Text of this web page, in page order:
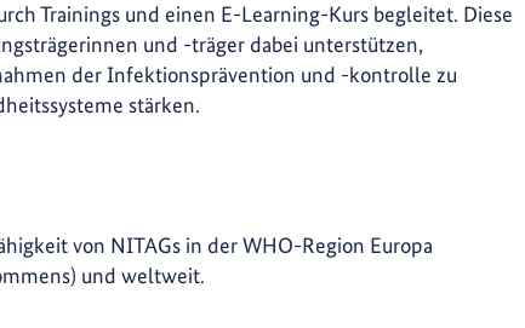
Trainings und einen E-Learning-Kurs begleitet. Diese
und -träger dabei unterstützen,
der Infektionsprävention und -kontrolle zu
stärken.
von NITAGs in der WHO-Region Europa
und weltweit.